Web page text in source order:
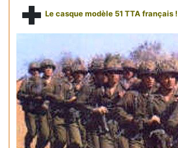
Le casque modèle 51 TTA français !